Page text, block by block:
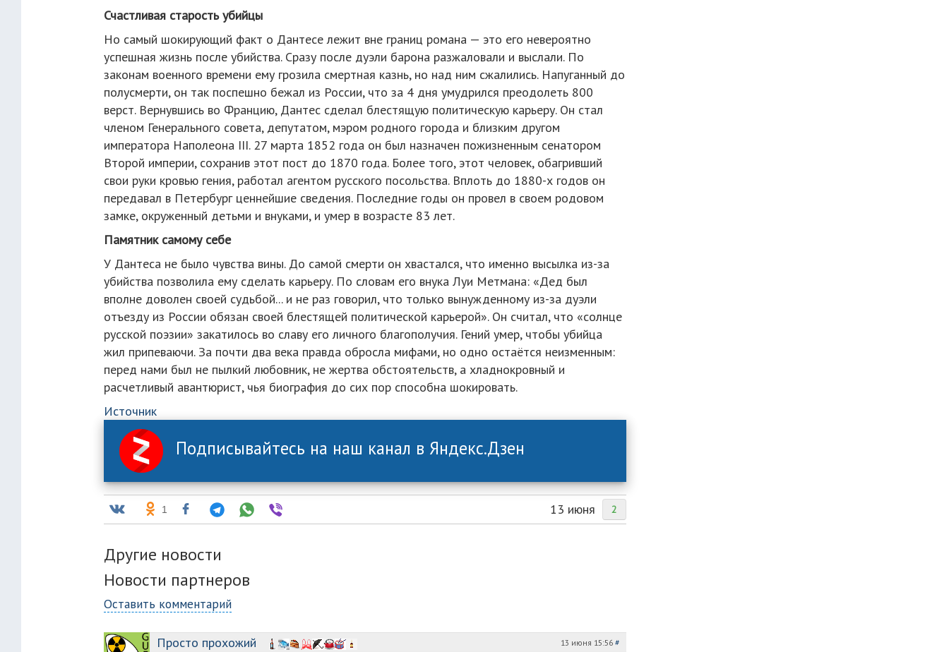
Счастливая старость убийцы
Но самый шокирующий факт о Дантесе лежит вне границ романа — это его невероятно
успешная жизнь после убийства. Сразу после дуэли барона разжаловали и выслали. По
законам военного времени ему грозила смертная казнь, но над ним сжалились. Напуганный до
полусмерти, он так поспешно бежал из России, что за 4 дня умудрился преодолеть 800
верст. Вернувшись во Францию, Дантес сделал блестящую политическую карьеру. Он стал
членом Генерального совета, депутатом, мэром родного города и близким другом
императора Наполеона III. 27 марта 1852 года он был назначен пожизненным сенатором
Второй империи, сохранив этот пост до 1870 года. Более того, этот человек, обагривший
свои руки кровью гения, работал агентом русского посольства. Вплоть до 1880-х годов он
передавал в Петербург ценнейшие сведения. Последние годы он провел в своем родовом
замке, окруженный детьми и внуками, и умер в возрасте 83 лет.
Памятник самому себе
У Дантеса не было чувства вины. До самой смерти он хвастался, что именно высылка из-за
убийства позволила ему сделать карьеру. По словам его внука Луи Метмана: «Дед был
вполне доволен своей судьбой... и не раз говорил, что только вынужденному из-за дуэли
отъезду из России обязан своей блестящей политической карьерой». Он считал, что «солнце
русской поэзии» закатилось во славу его личного благополучия. Гений умер, чтобы убийца
жил припеваючи. За почти два века правда обросла мифами, но одно остаётся неизменным:
перед нами был не пылкий любовник, не жертва обстоятельств, а хладнокровный и
расчетливый авантюрист, чья биография до сих пор способна шокировать.
Источник
Подписывайтесь на наш канал в Яндекс.Дзен
2
13 июня
1
Другие новости
Новости партнеров
Оставить комментарий
Просто прохожий 13 июня 15:56 #